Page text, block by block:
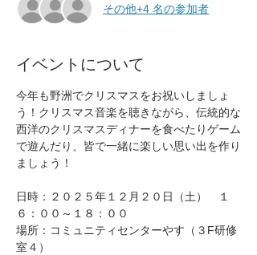
その他+4 名の参加者
イベントについて
今年も野洲でクリスマスをお祝いしましょ
う！クリスマス音楽を聴きながら、伝統的な
西洋のクリスマスディナーを食べたりゲーム
で遊んだり、皆で一緒に楽しい思い出を作り
ましょう！
日時：２０２５年１２月２０日（土）　１
６：００～１８：００
場所：コミュニティセンターやす（３F研修
室４）